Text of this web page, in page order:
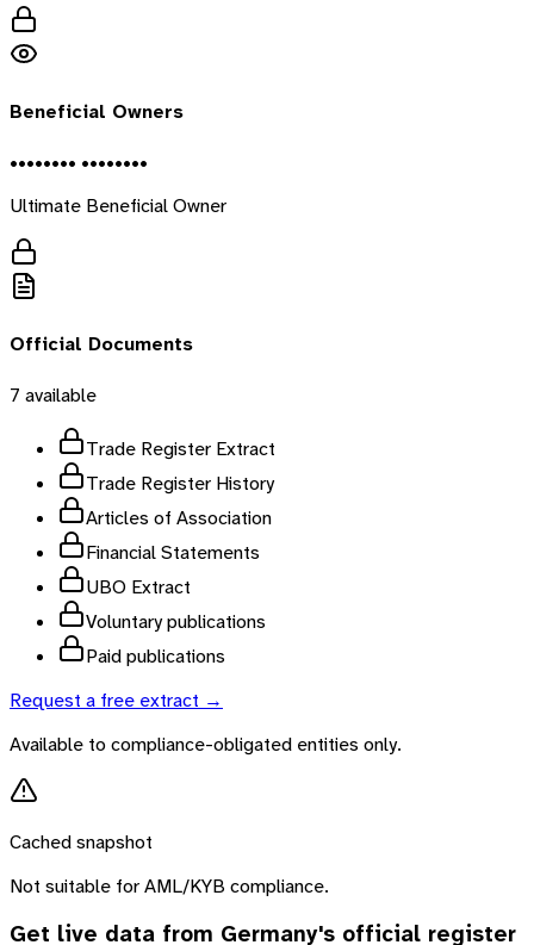
Beneficial Owners
•••••••• ••••••••
Ultimate Beneficial Owner
Official Documents
7 available
Trade Register Extract
Trade Register History
Articles of Association
Financial Statements
UBO Extract
Voluntary publications
Paid publications
Request a free extract →
Available to compliance-obligated entities only.
Cached snapshot
Not suitable for AML/KYB compliance.
Get live data from Germany's official register